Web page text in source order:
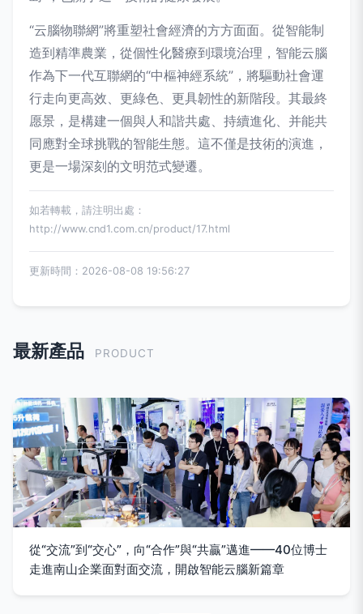
“云腦物聯網”將重塑社會經濟的方方面面。從智能制
造到精準農業，從個性化醫療到環境治理，智能云腦
作為下一代互聯網的“中樞神經系統”，將驅動社會運
行走向更高效、更綠色、更具韌性的新階段。其最終
愿景，是構建一個與人和諧共處、持續進化、并能共
同應對全球挑戰的智能生態。這不僅是技術的演進，
更是一場深刻的文明范式變遷。
如若轉載，請注明出處：
http://www.cnd1.com.cn/product/17.html
更新時間：2026-08-08 19:56:27
最新產品 PRODUCT
從“交流”到“交心”，向“合作”與“共贏”邁進——40位博士
走進南山企業面對面交流，開啟智能云腦新篇章